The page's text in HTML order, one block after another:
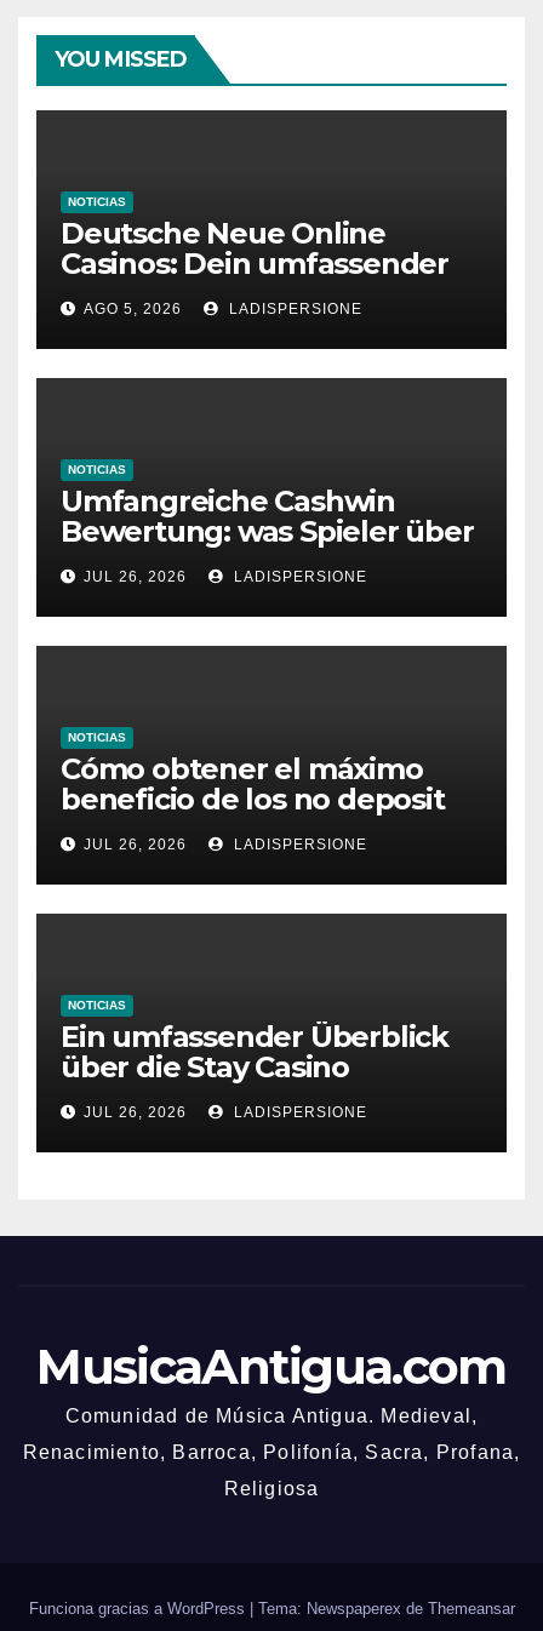
YOU MISSED
NOTICIAS
Deutsche Neue Online
Casinos: Dein umfassender
Ratgeber für moderne
Glücksspielplattformen
AGO 5, 2026 LADISPERSIONE
NOTICIAS
Umfangreiche Cashwin
Bewertung: was Spieler über
dieses Casino denken
JUL 26, 2026 LADISPERSIONE
NOTICIAS
Cómo obtener el máximo
beneficio de los no deposit
bonus codes de roby casino
JUL 26, 2026 LADISPERSIONE
NOTICIAS
Ein umfassender Überblick
über die Stay Casino
Bonusbedingungen
JUL 26, 2026 LADISPERSIONE
MusicaAntigua.com
Comunidad de Música Antigua. Medieval,
Renacimiento, Barroca, Polifonía, Sacra, Profana,
Religiosa
Funciona gracias a WordPress Tema: Newspaperex de Themeansar